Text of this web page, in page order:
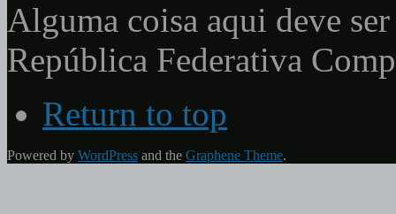
Alguma coisa aqui deve
República Federativa
Return to top
Powered by WordPress and the Graphene Theme.